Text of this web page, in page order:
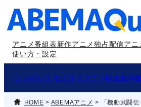
容
アニメ番組表新作アニメ独占配信アニ
使い方・設定
シンデレラ などディズニー映画無料
HOME > ABEMAアニメ > 「機動武闘